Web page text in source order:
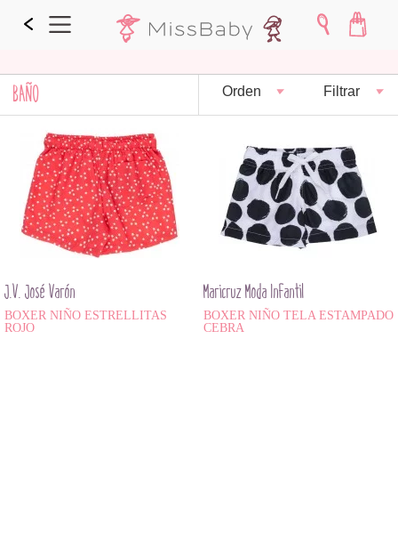
BAÑO Orden Filtrar
J.V. José Varón
BOXER NIÑO ESTRELLITAS
ROJO
Maricruz Moda Infantil
BOXER NIÑO TELA ESTAMPADO
CEBRA